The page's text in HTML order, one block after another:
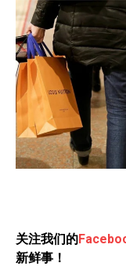
关注我们的
新鲜事！